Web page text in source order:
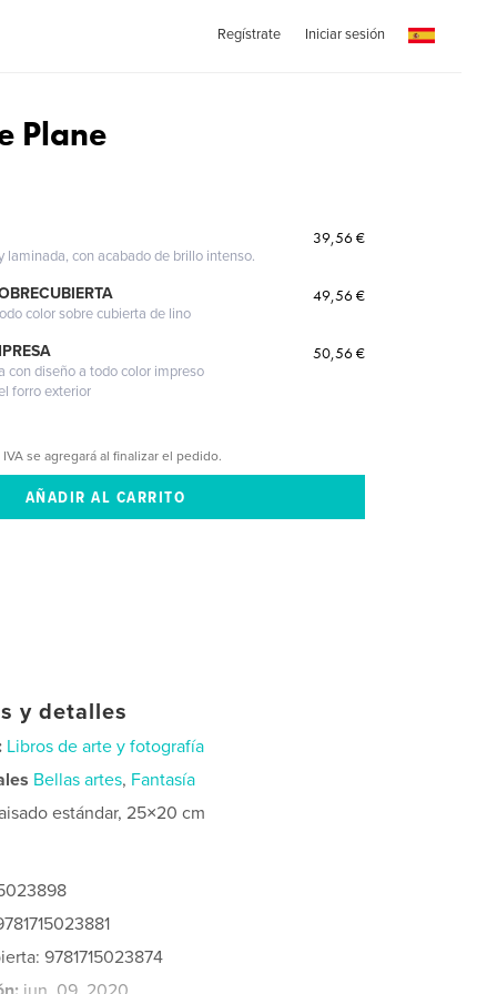
Regístrate Iniciar sesión
Plane
laminada, con acabado de brillo intenso.
39,56 €
color sobre cubierta de lino
49,56 €
con diseño a todo color impreso
forro exterior
50,56 €
IVA se agregará al finalizar el pedido.
y detalles
Libros de arte y fotografía
Bellas artes, Fantasía
estándar, 25×20 cm
9781715023874